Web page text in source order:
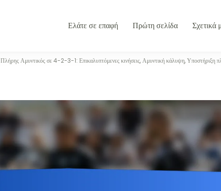
Ελάτε σε επαφή Πρώτη σελίδα Σχετικά
Πλήρης Αμυντικός σε 4-2-3-1: Επικαλυπτόμενες κινήσεις, Αμυντική κάλυψη, Υποστήριξη